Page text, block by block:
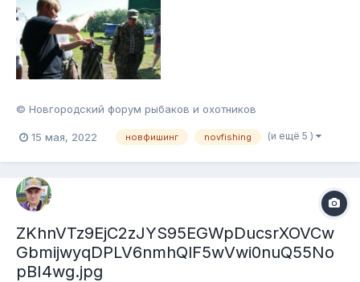
© Новгородский форум рыбаков и охотников
15 мая, 2022 новфишинг novfishing (и ещё 5 )
ZKhnVTz9EjC2zJYS95EGWpDucsrXOVCw
GbmijwyqDPLV6nmhQlF5wVwi0nuQ55No
pBI4wg.jpg